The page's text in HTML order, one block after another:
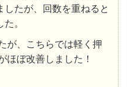
したが、回数を重ねると
。
が、こちらでは軽く押
ほぼ改善しました！